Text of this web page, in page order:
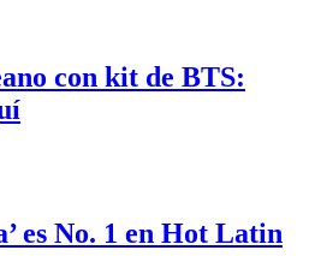
con kit de BTS:
es No. 1 en Hot Latin